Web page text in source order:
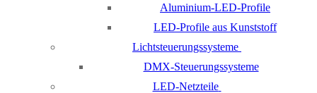
Aluminium-LED-Profile
LED-Profile aus Kunststoff
Lichtsteuerungssysteme
DMX-Steuerungssysteme
LED-Netzteile